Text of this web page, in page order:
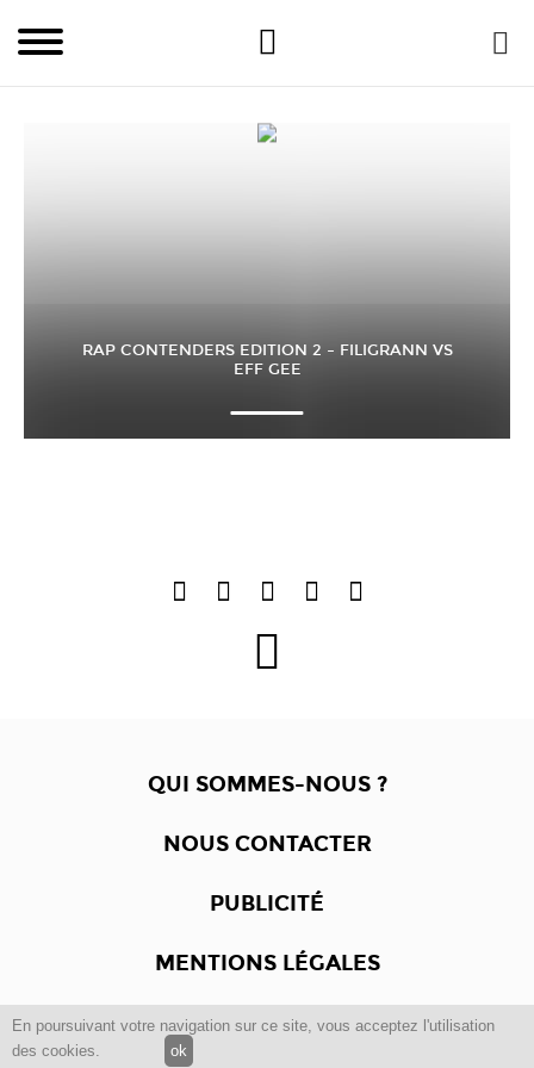
En poursuivant votre navigation sur ce site, vous acceptez l'utilisation
des cookies.
ok
RAP CONTENDERS EDITION 2 – FILIGRANN VS
EFF GEE
QUI SOMMES-NOUS ?
NOUS CONTACTER
PUBLICITÉ
MENTIONS LÉGALES
Copyright © 2012 -2017Dewalgo- Tous droits réservés.